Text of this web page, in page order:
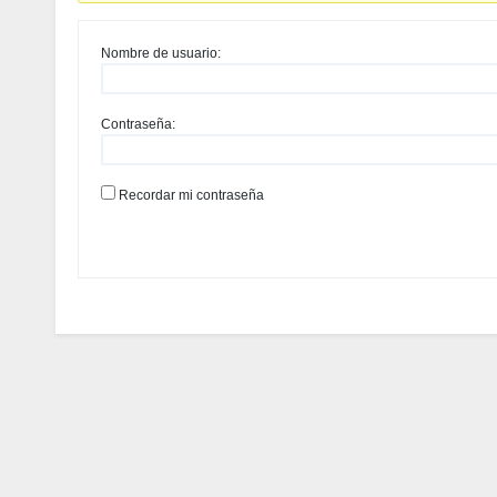
Nombre de usuario:
Contraseña:
Recordar mi contraseña